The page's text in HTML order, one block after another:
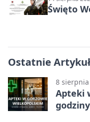
Święto
Ostatnie
8
Apteki